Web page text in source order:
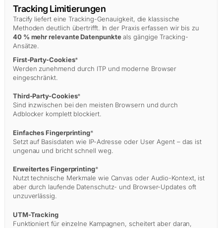
Tracking Limitierungen
Tracify liefert eine Tracking-Genauigkeit, die klassische
Methoden deutlich übertrifft. In der Praxis erfassen wir bis zu
40 % mehr relevante Datenpunkteals gängige Tracking-
Ansätze.
First-Party-Cookies*
Werden zunehmend durch ITP und moderne Browser
eingeschränkt.
Third-Party-Cookies*
Sind inzwischen bei den meisten Browsern und durch
Adblocker komplett blockiert.
Einfaches Fingerprinting*
Setzt auf Basisdaten wie IP-Adresse oder User Agent – das ist
ungenau und bricht schnell weg.
Erweitertes Fingerprinting*
Nutzt technische Merkmale wie Canvas oder Audio-Kontext, ist
aber durch laufende Datenschutz- und Browser-Updates oft
unzuverlässig.
UTM-Tracking
Funktioniert für einzelne Kampagnen, scheitert aber daran,